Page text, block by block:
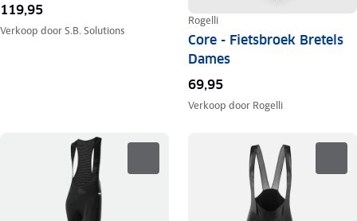
119,95
Verkoop doorS.B. Solutions
Rogelli
Core - Fietsbroek Bretels
Dames
69,95
Verkoop door Rogelli